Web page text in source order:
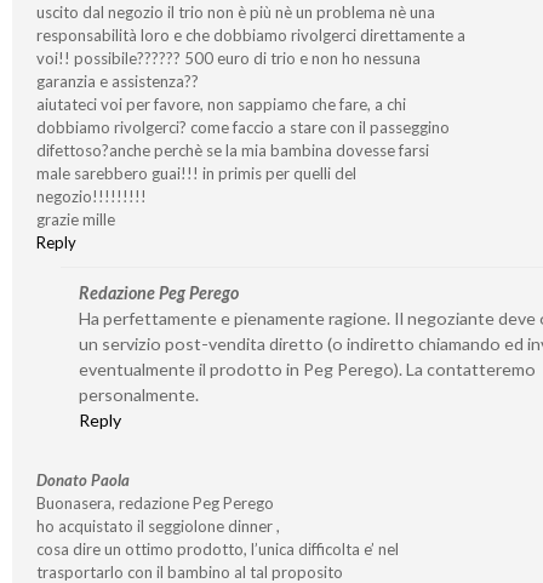
uscito dal negozio il trio non è più nè un problema nè una
responsabilità loro e che dobbiamo rivolgerci direttamente a
voi!! possibile?????? 500 euro di trio e non ho nessuna
garanzia e assistenza??
aiutateci voi per favore, non sappiamo che fare, a chi
dobbiamo rivolgerci? come faccio a stare con il passeggino
difettoso?anche perchè se la mia bambina dovesse farsi
male sarebbero guai!!! in primis per quelli del
negozio!!!!!!!!!
grazie mille
Reply
Redazione Peg Perego
Ha perfettamente e pienamente ragione. Il negoziante deve
un servizio post-vendita diretto (o indiretto chiamando ed
eventualmente il prodotto in Peg Perego). La contatteremo
personalmente.
Reply
Donato Paola
Buonasera, redazione Peg Perego
ho acquistato il seggiolone dinner ,
cosa dire un ottimo prodotto, l’unica difficolta e’ nel
trasportarlo con il bambino al tal proposito